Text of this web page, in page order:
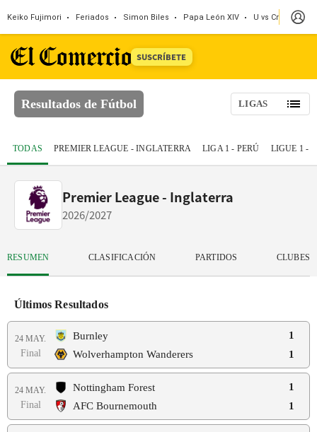
Keiko Fujimori Feriados Simon Biles Papa León XIV U vs Cristal
SUSCRÍBETE
Resultados de Fútbol LIGAS
TODAS PREMIER LEAGUE - INGLATERRA LIGA 1 - PERÚ LIGUE 1 -
Premier League - Inglaterra
2026/2027
RESUMEN CLASIFICACIÓN PARTIDOS CLUBES
Últimos Resultados
24 MAY.
Final
Burnley
Wolverhampton Wanderers
1
1
24 MAY.
Final
Nottingham Forest
AFC Bournemouth
1
1